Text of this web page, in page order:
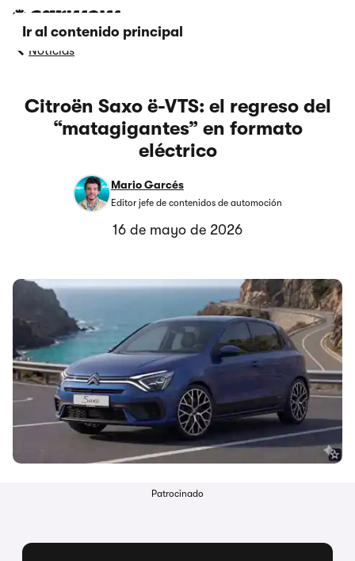
Ir al contenido principal
Noticias
Citroën Saxo ë-VTS: el regreso del
“matagigantes” en formato
eléctrico
Mario Garcés
Editor jefe de contenidos de automoción
16 de mayo de 2026
Patrocinado